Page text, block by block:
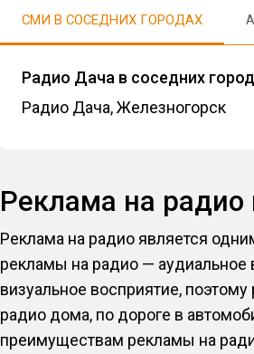
СМИ В СОСЕДНИХ ГОРОДАХ
Радио Дача в соседних
Радио Дача, Железногорск
Реклама на
Реклама на радио является
рекламы на радио — аудиальное
визуальное восприятие,
радио дома, по дороге в
преимуществам рекламы на